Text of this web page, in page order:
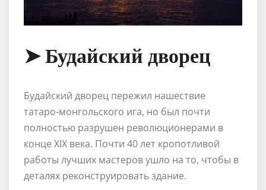
➤ Будайский дворец
Будайский дворец пережил нашествие
татаро-монгольского ига, но был почти
полностью разрушен революционерами в
конце XIX века. Почти 40 лет кропотливой
работы лучших мастеров ушло на то, чтобы в
деталях реконструировать здание.